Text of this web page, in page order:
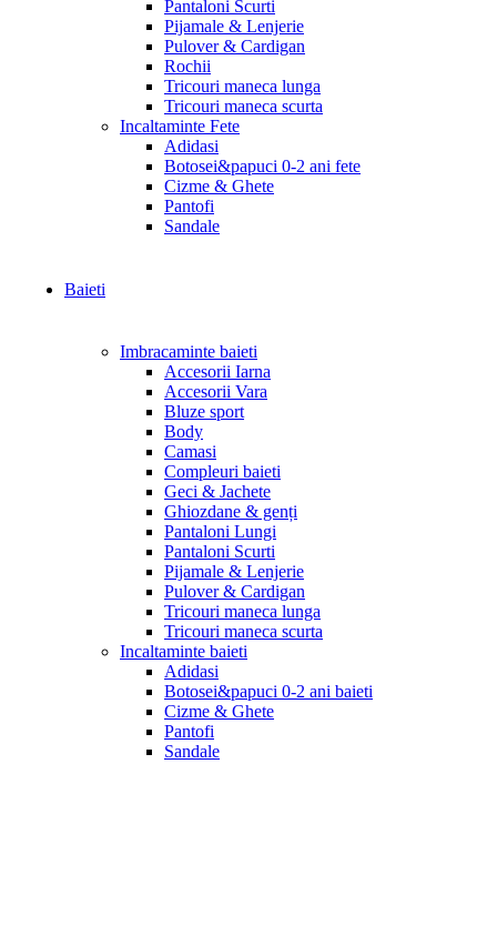
Pantaloni Scurti
Pijamale & Lenjerie
Pulover & Cardigan
Rochii
Tricouri maneca lunga
Tricouri maneca scurta
Incaltaminte Fete
Adidasi
Botosei&papuci 0-2 ani fete
Cizme & Ghete
Pantofi
Sandale
Baieti
Imbracaminte baieti
Accesorii Iarna
Accesorii Vara
Bluze sport
Body
Camasi
Compleuri baieti
Geci & Jachete
Ghiozdane & genți
Pantaloni Lungi
Pantaloni Scurti
Pijamale & Lenjerie
Pulover & Cardigan
Tricouri maneca lunga
Tricouri maneca scurta
Incaltaminte baieti
Adidasi
Botosei&papuci 0-2 ani baieti
Cizme & Ghete
Pantofi
Sandale